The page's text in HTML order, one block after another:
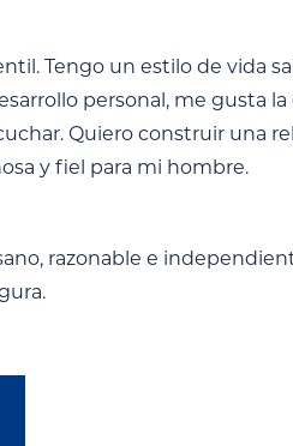
Tengo un estilo de vida
personal, me gusta
Quiero construir una
y fiel para mi hombre.
razonable e